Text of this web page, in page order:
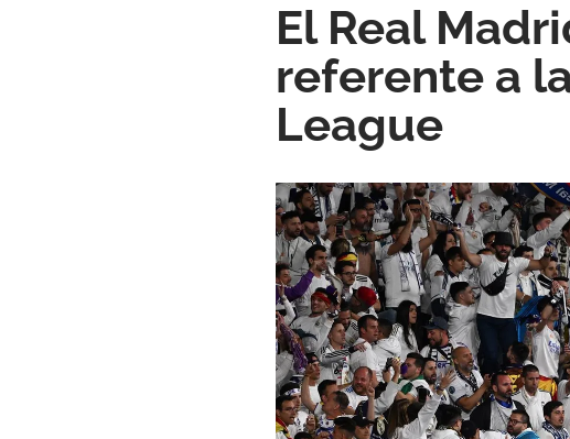
El Real
referente a
League